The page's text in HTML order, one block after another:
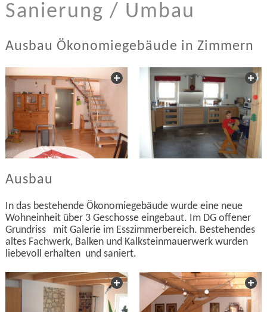
Sanierung / Umbau
Ausbau Ökonomiegebäude in Zimmern
Ausbau
In das bestehende Ökonomiegebäude wurde eine neue
Wohneinheit über 3 Geschosse eingebaut. Im DG offener
Grundriss mit Galerie im Esszimmerbereich. Bestehendes
altes Fachwerk, Balken und Kalksteinmauerwerk wurden
liebevoll erhalten und saniert.